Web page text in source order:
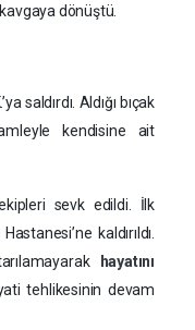
dönüştü.
saldırdı. Aldığı bıçak
kendisine ait
sevk edildi. İlk
kaldırıldı.
hayatını
tehlikesinin devam